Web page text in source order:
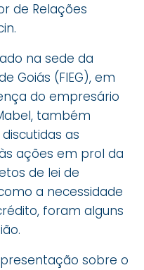
de Relações
na sede da
Goiás (FIEG), em
do empresário
também
as
ações em prol da
de lei de
a necessidade
foram alguns
sobre o